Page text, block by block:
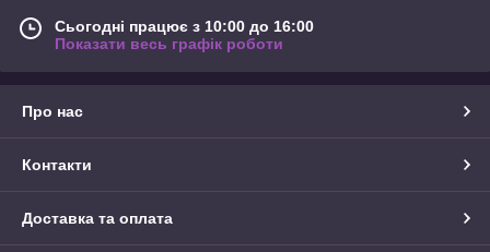
Сьогодні працює з 10:00 до 16:00
Показати весь графік роботи
Про нас
Контакти
Доставка та оплата